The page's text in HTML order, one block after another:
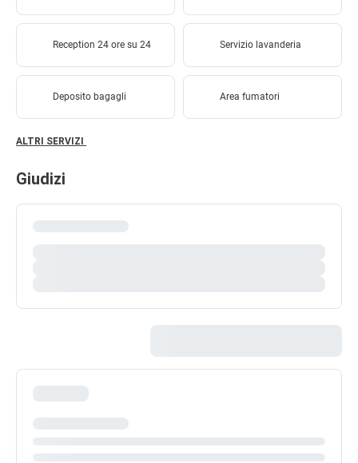
Reception 24 ore su 24 Servizio lavanderia
Deposito bagagli Area fumatori
ALTRI SERVIZI
Giudizi